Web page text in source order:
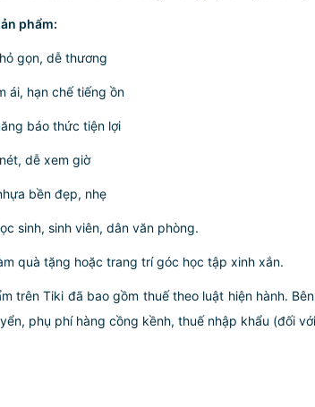
phẩm:
gọn, dễ thương
ái, hạn chế tiếng ồn
báo thức tiện lợi
dễ xem giờ
bền đẹp, nhẹ
sinh, sinh viên, dân văn phòng.
quà tặng hoặc trang trí góc học tập xinh xắn.
trên Tiki đã bao gồm thuế theo luật hiện hành.
phụ phí hàng cồng kềnh, thuế nhập khẩu (đối